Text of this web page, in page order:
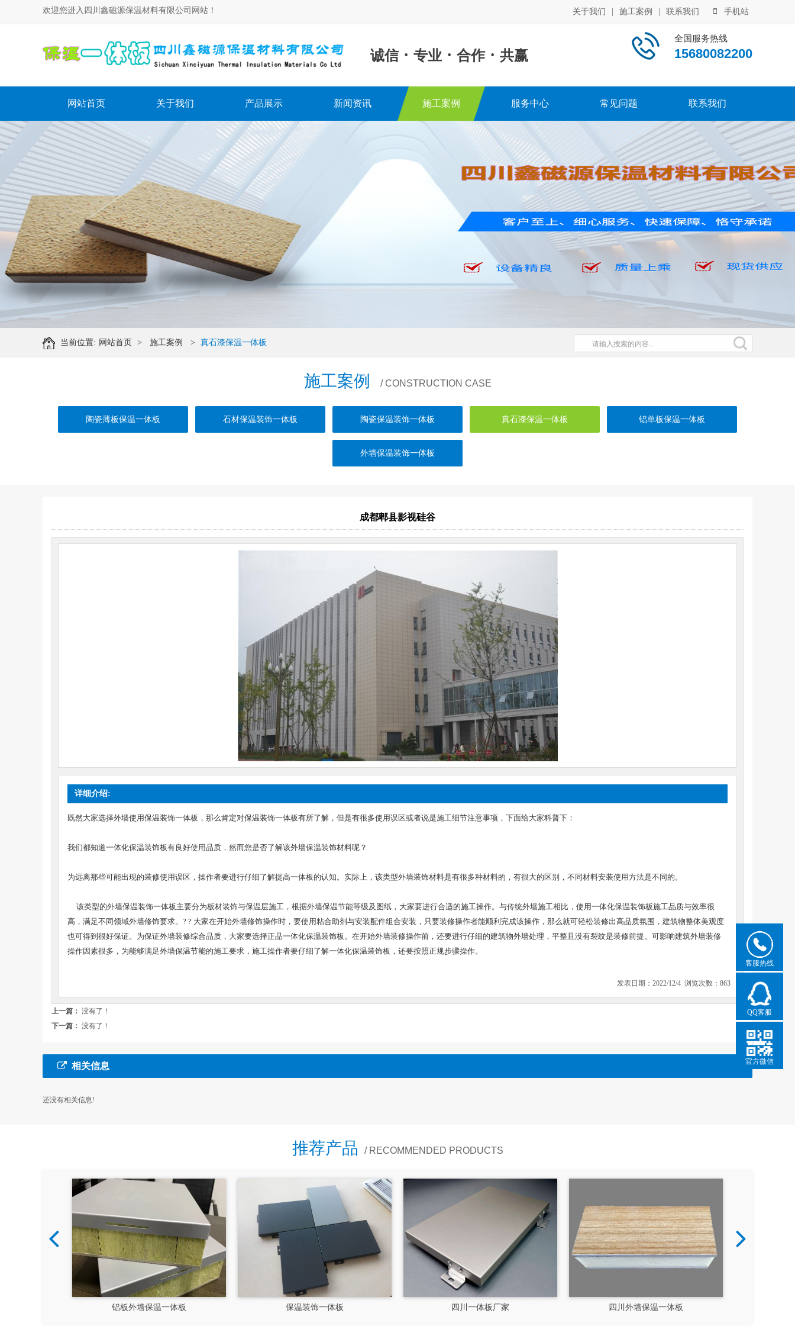
欢迎您进入四川鑫磁源保温材料有限公司网站！ 关于我们 施工案例 联系我们 手机站
诚信 · 专业 · 合作 · 共赢
全国服务热线
15680082200
网站首页 关于我们 产品展示 新闻资讯 施工案例 服务中心 常见问题 联系我们
当前位置: 网站首页 > 施工案例 > 真石漆保温一体板
施工案例 / CONSTRUCTION CASE
陶瓷薄板保温一体板 石材保温装饰一体板 陶瓷保温装饰一体板 真石漆保温一体板 铝单板保温一体板
外墙保温装饰一体板
成都郫县影视硅谷
详细介绍:
既然大家选择外墙使用保温装饰一体板，那么肯定对保温装饰一体板有所了解，但是有很多使用误区或者说是施工细节注意事项，下面给大家科普下：
我们都知道一体化保温装饰板有良好使用品质，然而您是否了解该外墙保温装饰材料呢？
为远离那些可能出现的装修使用误区，操作者要进行仔细了解提高一体板的认知。实际上，该类型外墙装饰材料是有很多种材料的，有很大的区别，不同材料安装使用方法是不同的。
该类型的外墙保温装饰一体板主要分为板材装饰与保温层施工，根据外墙保温节能等级及图纸，大家要进行合适的施工操作。与传统外墙施工相比，使用一体化保温装饰板施工品质与效率很
高，满足不同领域外墙修饰要求。? ? 大家在开始外墙修饰操作时，要使用粘合助剂与安装配件组合安装，只要装修操作者能顺利完成该操作，那么就可轻松装修出高品质氛围，建筑物整体美观度
也可得到很好保证。为保证外墙装修综合品质，大家要选择正品一体化保温装饰板。在开始外墙装修操作前，还要进行仔细的建筑物外墙处理，平整且没有裂纹是装修前提。可影响建筑外墙装修
操作因素很多，为能够满足外墙保温节能的施工要求，施工操作者要仔细了解一体化保温装饰板，还要按照正规步骤操作。
发表日期：2022/12/4 浏览次数：863
上一篇： 没有了！
下一篇： 没有了！
相关信息
还没有相关信息!
推荐产品 / RECOMMENDED PRODUCTS
四川一体板厂家 四川外墙保温一体板 四川保温一体板厂家 成都外墙保温一体板
客服热线
QQ客服
官方微信